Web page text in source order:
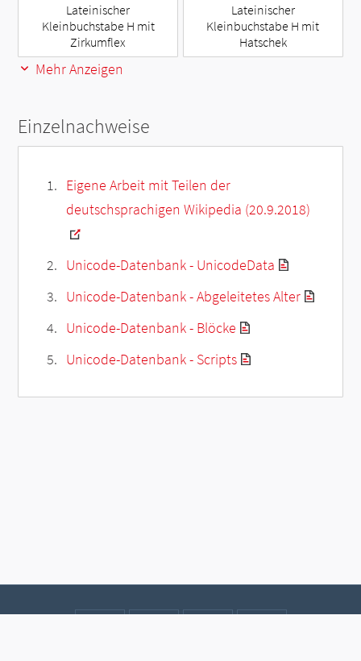
Lateinischer
Kleinbuchstabe H mit
Zirkumflex
Lateinischer
Kleinbuchstabe H mit
Hatschek
Mehr Anzeigen
Einzelnachweise
Eigene Arbeit mit Teilen der
deutschsprachigen Wikipedia (20.9.2018)
Unicode-Datenbank - UnicodeData
Unicode-Datenbank - Abgeleitetes Alter
Unicode-Datenbank - Blöcke
Unicode-Datenbank - Scripts